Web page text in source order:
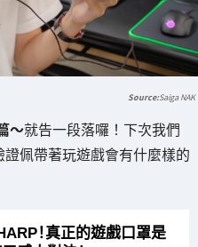
Saiga NAK
〜就告一段落囉！下次我們
佩帶著玩遊戲會有什麼樣的